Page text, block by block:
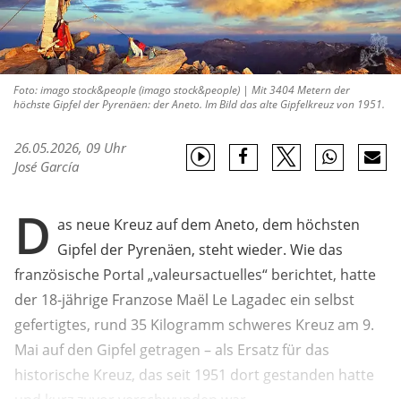
Foto: imago stock&people (imago stock&people) | Mit 3404 Metern der
höchste Gipfel der Pyrenäen: der Aneto. Im Bild das alte Gipfelkreuz von 1951.
26.05.2026, 09 Uhr
José García
D as neue Kreuz auf dem Aneto, dem höchsten
Gipfel der Pyrenäen, steht wieder. Wie das
französische Portal „valeursactuelles“ berichtet, hatte
der 18-jährige Franzose Maël Le Lagadec ein selbst
gefertigtes, rund 35 Kilogramm schweres Kreuz am 9.
Mai auf den Gipfel getragen – als Ersatz für das
historische Kreuz, das seit 1951 dort gestanden hatte